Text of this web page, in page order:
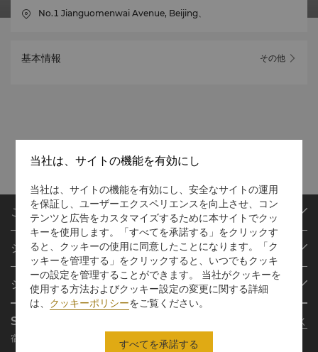
No.1 Jianguomenwai Avenue, Beijing、
基本情報 その他
ご予約
目的地
ご予約の検索
ミーティング＆イベント
レストラン＆バー
シャングリ・ラ サークル
プログラム概要
シャングリ・ラ サークルに入会
私のアカウント
よくあるお問合せや質問
SLCに関するお問い合わせ
シャングリ・ラ グループ
シャングリ・ラ グループについて
シャングリ・ラ ブランド
シャングリ・ラ センター
投資家の皆さま
採用情報
企業の社会的責任
Shangri-La Circle App
さらに詳しく
宿泊、食事、買物を どこでも
当社は、サイトの機能を有効にし
当社は、サイトの機能を有効にし、安全なサイトの運用
を保証し、ユーザーエクスペリエンスを向上させ、コン
テンツと広告をカスタマイズするために本サイトでクッ
キーを使用します。「すべてを承諾する」をクリックす
ると、クッキーの使用に同意したことになります。「ク
ッキーを管理する」をクリックすると、いつでもクッキ
ーの設定を管理することができます。 当社がクッキーを
使用する方法およびクッキー設定の変更に関する詳細
は、 クッキーポリシーをご覧ください。
すべてを承諾する